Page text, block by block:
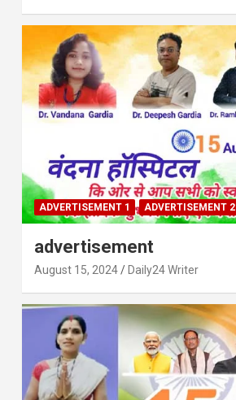
ADVERTISEMENT 1 ADVERTISEMENT 2
advertisement
August 15, 2024 Daily24 Writer